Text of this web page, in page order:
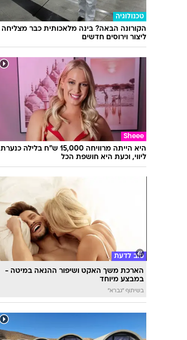
טכנולוגיה
הקורונה הבאה? בינה מלאכותית כבר מצליחה
ליצור וירוסים חדשים
Sheee
היא הייתה מרוויחה 15,000 ש"ח בלילה כנערת
ליווי, וכעת היא חושפת הכל
טוב לדעת
הארכת משך האקט ושיפור ההנאה במיטה -
במבצע מיוחד
בשיתוף "גברא"